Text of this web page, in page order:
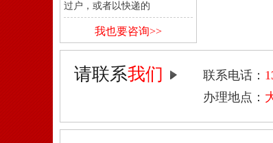
过户，或者以快递的
我也要咨询>>
请联系我们 联系电话：
办理地点：